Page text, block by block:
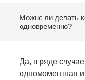
Можно ли делать
одновременно?
Да, в ряде
одномоментная